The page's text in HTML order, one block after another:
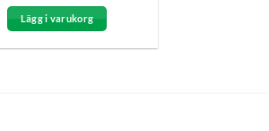
Lägg i varukorg